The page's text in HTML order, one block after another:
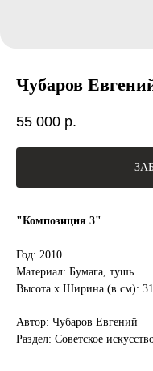
Чубаров
55 000 р.
"Композиция 3"
Год: 2010
Материал: Бумага, тушь
Высота x Ширина (в см):
Автор: Чубаров Евгений
Раздел: Советское